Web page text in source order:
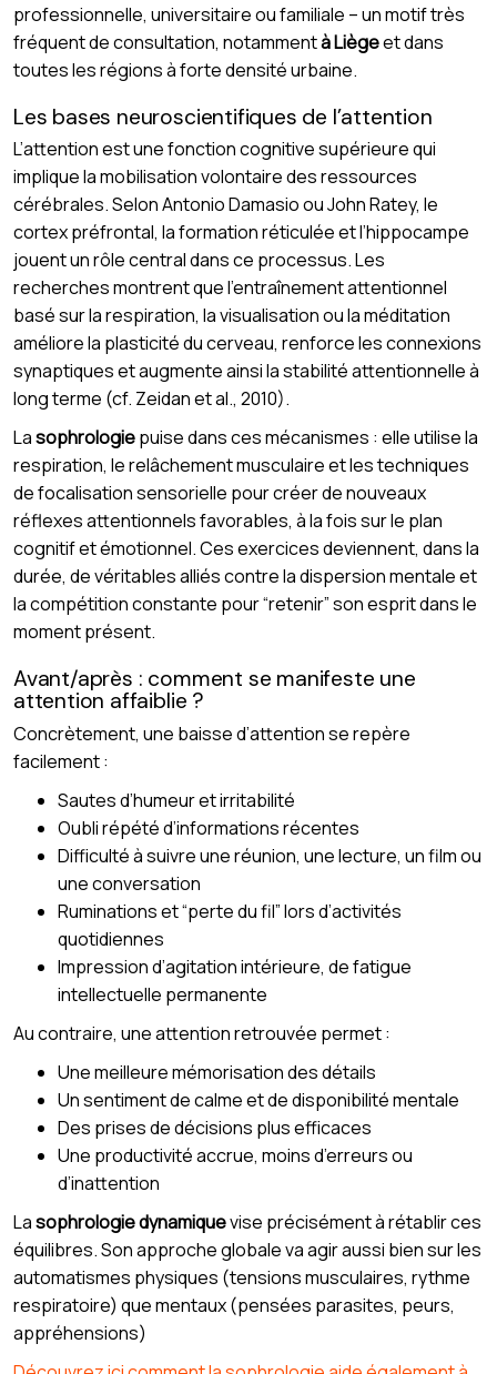
professionnelle, universitaire ou familiale – un motif très
fréquent de consultation, notammentà Liègeet dans
toutes les régions à forte densité urbaine.
Les bases neuroscientifiques de l’attention
L’attention est une fonction cognitive supérieure qui
implique la mobilisation volontaire des ressources
cérébrales. Selon Antonio Damasio ou John Ratey, le
cortex préfrontal, la formation réticulée et l’hippocampe
jouent un rôle central dans ce processus. Les
recherches montrent que l’entraînement attentionnel
basé sur la respiration, la visualisation ou la méditation
améliore la plasticité du cerveau, renforce les connexions
synaptiques et augmente ainsi la stabilité attentionnelle à
long terme (cf. Zeidan et al., 2010).
Lasophrologiepuise dans ces mécanismes : elle utilise la
respiration, le relâchement musculaire et les techniques
de focalisation sensorielle pour créer de nouveaux
réflexes attentionnels favorables, à la fois sur le plan
cognitif et émotionnel. Ces exercices deviennent, dans la
durée, de véritables alliés contre la dispersion mentale et
la compétition constante pour “retenir” son esprit dans le
moment présent.
Avant/après : comment se manifeste une
attention affaiblie ?
Concrètement, une baisse d’attention se repère
facilement :
Sautes d’humeur et irritabilité
Oubli répété d’informations récentes
Difficulté à suivre une réunion, une lecture, un film ou
une conversation
Ruminations et “perte du fil” lors d’activités
quotidiennes
Impression d’agitation intérieure, de fatigue
intellectuelle permanente
Au contraire, une attention retrouvée permet :
Une meilleure mémorisation des détails
Un sentiment de calme et de disponibilité mentale
Des prises de décisions plus efficaces
Une productivité accrue, moins d’erreurs ou
d’inattention
Lasophrologie dynamiquevise précisément à rétablir ces
équilibres. Son approche globale va agir aussi bien sur les
automatismes physiques (tensions musculaires, rythme
respiratoire) que mentaux (pensées parasites, peurs,
appréhensions)